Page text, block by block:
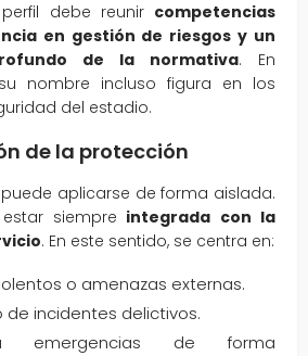
debe reunir competencias
en gestión de riesgos y un
de la normativa. En
nombre incluso figura en los
del estadio.
de la protección
aplicarse de forma aislada.
siempre integrada con la
. En este sentido, se centra en:
o amenazas externas.
de incidentes delictivos.
emergencias de forma